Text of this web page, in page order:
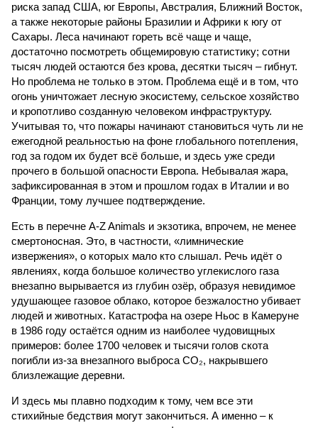
риска запад США, юг Европы, Австралия, Ближний Восток,
а также некоторые районы Бразилии и Африки к югу от
Сахары. Леса начинают гореть всё чаще и чаще,
достаточно посмотреть общемировую статистику; сотни
тысяч людей остаются без крова, десятки тысяч – гибнут.
Но проблема не только в этом. Проблема ещё и в том, что
огонь уничтожает лесную экосистему, сельское хозяйство
и кропотливо созданную человеком инфраструктуру.
Учитывая то, что пожары начинают становиться чуть ли не
ежегодной реальностью на фоне глобального потепления,
год за годом их будет всё больше, и здесь уже среди
прочего в большой опасности Европа. Небывалая жара,
зафиксированная в этом и прошлом годах в Италии и во
Франции, тому лучшее подтверждение.
Есть в перечне A-Z Animals и экзотика, впрочем, не менее
смертоносная. Это, в частности, «лимнические
извержения», о которых мало кто слышал. Речь идёт о
явлениях, когда большое количество углекислого газа
внезапно вырывается из глубин озёр, образуя невидимое
удушающее газовое облако, которое безжалостно убивает
людей и животных. Катастрофа на озере Ньос в Камеруне
в 1986 году остаётся одним из наиболее чудовищных
примеров: более 1700 человек и тысячи голов скота
погибли из-за внезапного выброса CO₂, накрывшего
близлежащие деревни.
И здесь мы плавно подходим к тому, чем все эти
стихийные бедствия могут закончиться. А именно – к